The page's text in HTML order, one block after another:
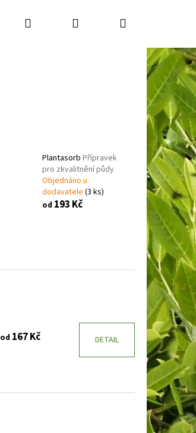
Kontakty Jak nakupovat
Hledat PřihlášeníNákupní
košík
Plantasorb Přípravek
pro zkvalitnění půdy
Objednáno u
dodavatele (3 ks)
od 193 Kč
od 167 Kč DETAIL